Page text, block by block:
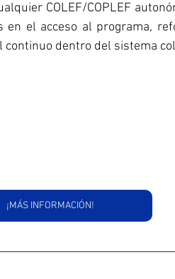
COLEF/COPLEF
en el acceso al programa,
dentro del sistema
¡MÁS INFORMACIÓN!